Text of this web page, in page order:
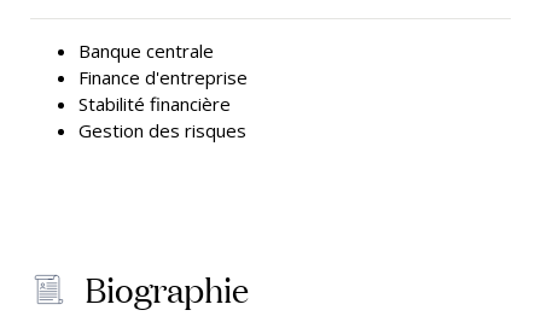
Banque centrale
Finance d'entreprise
Stabilité financière
Gestion des risques
Biographie